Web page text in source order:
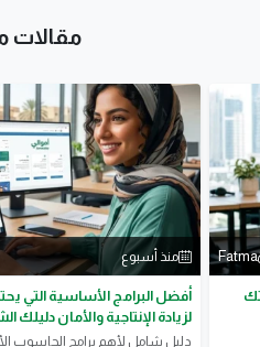
مقالات
Fatma
وفّر وقتك
منذ أسبوع
أفضل البرامج الأساسية التي
لزيادة الإنتاجية والأمان دليلك